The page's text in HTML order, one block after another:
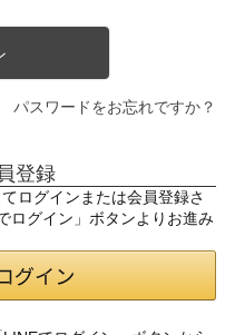
パスワードをお忘れですか？
登録
ログインまたは会員登録さ
ログイン」ボタンよりお進み